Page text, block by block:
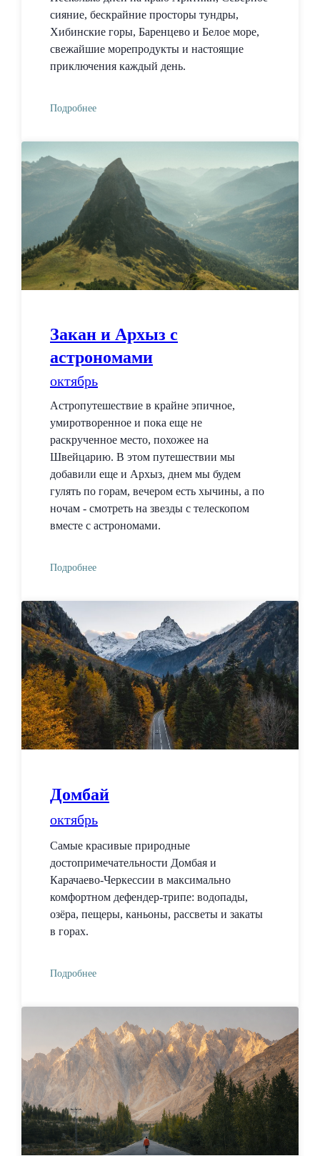
сияние, бескрайние просторы тундры,
Хибинские горы, Баренцево и Белое море,
свежайшие морепродукты и настоящие
приключения каждый день.
Подробнее
Закан и Архыз с
астрономами
октябрь
Астропутешествие в крайне эпичное,
умиротворенное и пока еще не
раскрученное место, похожее на
Швейцарию. В этом путешествии мы
добавили еще и Архыз, днем мы будем
гулять по горам, вечером есть хычины, а по
ночам - смотреть на звезды с телескопом
вместе с астрономами.
Подробнее
Домбай
октябрь
Самые красивые природные
достопримечательности Домбая и
Карачаево-Черкессии в максимально
комфортном дефендер-трипе: водопады,
озёра, пещеры, каньоны, рассветы и закаты
в горах.
Подробнее